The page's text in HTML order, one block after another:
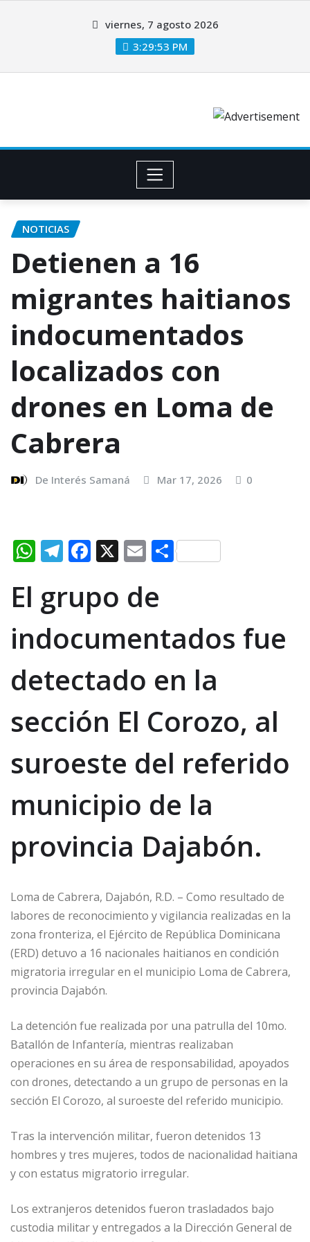
viernes, 7 agosto 2026
3:29:54 PM
NOTICIAS
Detienen a 16
migrantes haitianos
indocumentados
localizados con
drones en Loma de
Cabrera
De Interés Samaná Mar 17, 2026 0
W
at
s
A
p
T
e
g
ra
F
c
e
b
o
X E
ai
l
C
ar
r
El grupo de
indocumentados fue
detectado en la
sección El Corozo, al
suroeste del referido
municipio de la
provincia Dajabón.
Loma de Cabrera, Dajabón, R.D. – Como resultado de
labores de reconocimiento y vigilancia realizadas en la
zona fronteriza, el Ejército de República Dominicana
(ERD) detuvo a 16 nacionales haitianos en condición
migratoria irregular en el municipio Loma de Cabrera,
provincia Dajabón.
La detención fue realizada por una patrulla del 10mo.
Batallón de Infantería, mientras realizaban
operaciones en su área de responsabilidad, apoyados
con drones, detectando a un grupo de personas en la
sección El Corozo, al suroeste del referido municipio.
Tras la intervención militar, fueron detenidos 13
hombres y tres mujeres, todos de nacionalidad haitiana
y con estatus migratorio irregular.
Los extranjeros detenidos fueron trasladados bajo
custodia militar y entregados a la Dirección General de